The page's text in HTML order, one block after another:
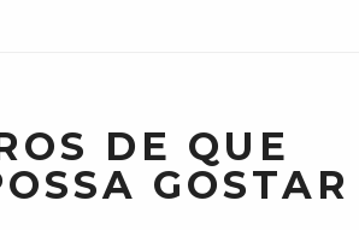
DE QUE
GOSTAR